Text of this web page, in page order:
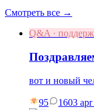
Смотреть все →
Q&A ·
вот и новый
95 1603